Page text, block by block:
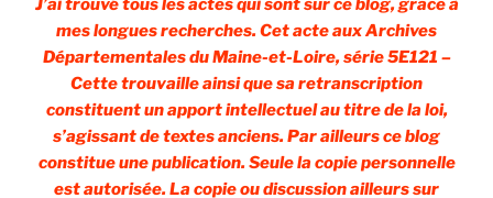
mes longues recherches. Cet acte aux Archives
Départementales du Maine-et-Loire, série 5E121 –
Cette trouvaille ainsi que sa retranscription
constituent un apport intellectuel au titre de la loi,
s’agissant de textes anciens. Par ailleurs ce blog
constitue une publication. Seule la copie personnelle
est autorisée. La copie ou discussion ailleurs sur